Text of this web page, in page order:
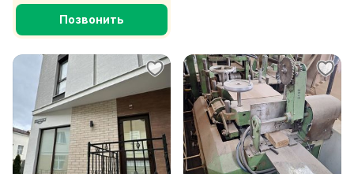
Позвонить